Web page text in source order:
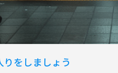
をしましょう